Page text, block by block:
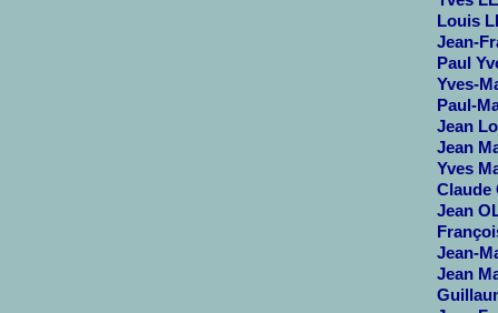
Louis
Jean-
Paul
Yves-
Paul-
Jean
Jean
Yves
Claude
Jean
Jean-
Jean